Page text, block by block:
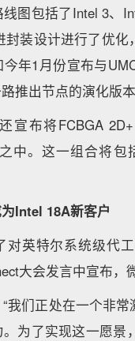
图包括了Intel 3、
封装设计进行了优
年1月份宣布与
推出节点的演化版
宣布将FCBGA
中。这一组合将包
Intel 18A新客户
对英特尔系统级代
大会发言中宣布，
我们正处在一个非
为了实现这一愿